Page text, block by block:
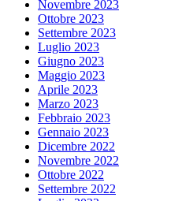
Novembre 2023
Ottobre 2023
Settembre 2023
Luglio 2023
Giugno 2023
Maggio 2023
Aprile 2023
Marzo 2023
Febbraio 2023
Gennaio 2023
Dicembre 2022
Novembre 2022
Ottobre 2022
Settembre 2022